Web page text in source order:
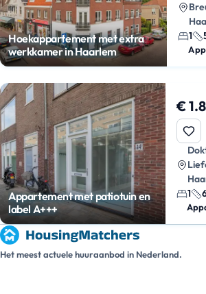
Hoekappartement met extra
werkkamer in Haarlem
1
Appartement met patiotuin en
label A+++
€
1
Het meest actuele huuraanbod in Nederland.